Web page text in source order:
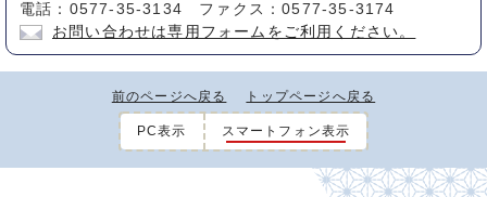
電話：0577-35-3134 ファクス：0577-35-3174
お問い合わせは専用フォームをご利用ください。
前のページへ戻る トップページへ戻る
PC表示 スマートフォン表示